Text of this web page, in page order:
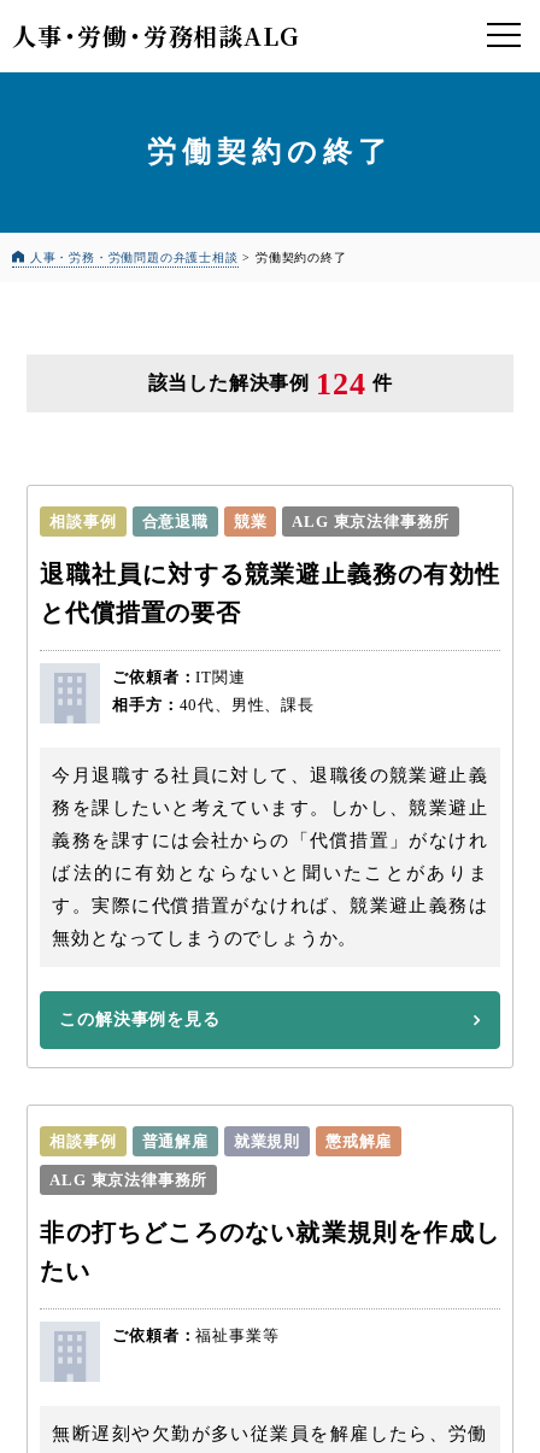
人事・労働・労務相談ALG
労働契約の終了
人事・労務・労働問題の弁護士相談 >労働契約の終了
該当した解決事例 124 件
相談事例 合意退職 競業 ALG 東京法律事務所
退職社員に対する競業避止義務の有効性
と代償措置の要否
ご依頼者：IT関連
相手方： 40代、男性、課長
今月退職する社員に対して、退職後の競業避止義
務を課したいと考えています。しかし、競業避止
義務を課すには会社からの「代償措置」がなけれ
ば法的に有効とならないと聞いたことがありま
す。実際に代償措置がなければ、競業避止義務は
無効となってしまうのでしょうか。
この解決事例を見る
相談事例 普通解雇 就業規則 懲戒解雇
ALG 東京法律事務所
非の打ちどころのない就業規則を作成し
たい
ご依頼者：福祉事業等
無断遅刻や欠勤が多い従業員を解雇したら、労働